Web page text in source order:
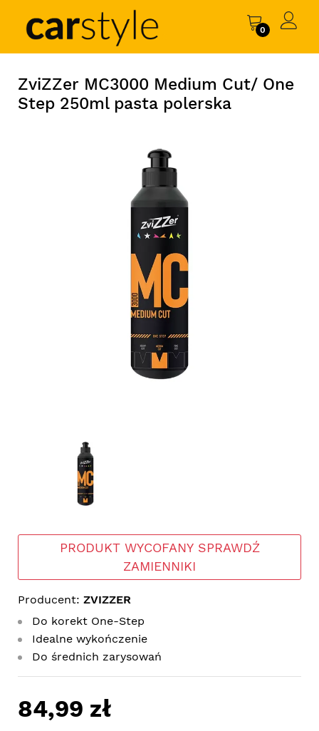
0
ZviZZer MC3000 Medium Cut/ One
Step 250ml pasta polerska
PRODUKT WYCOFANY SPRAWDŹ
ZAMIENNIKI
Producent: ZVIZZER
Do korekt One-Step
Idealne wykończenie
Do średnich zarysowań
84,99 zł